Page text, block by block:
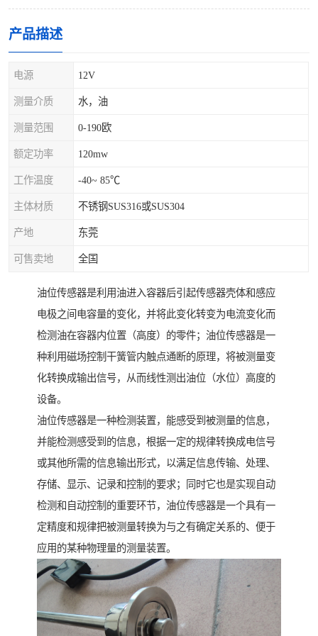
产品描述
电源 12V
测量介质 水，油
测量范围 0-190欧
额定功率 120mw
工作温度 -40~ 85℃
主体材质 不锈钢SUS316或SUS304
产地 东莞
可售卖地 全国
油位传感器是利用油进入容器后引起传感器壳体和感应
电极之间电容量的变化，并将此变化转变为电流变化而
检测油在容器内位置（高度）的零件；油位传感器是一
种利用磁场控制干簧管内触点通断的原理，将被测量变
化转换成输出信号，从而线性测出油位（水位）高度的
设备。
油位传感器是一种检测装置，能感受到被测量的信息，
并能检测感受到的信息，根据一定的规律转换成电信号
或其他所需的信息输出形式，以满足信息传输、处理、
存储、显示、记录和控制的要求；同时它也是实现自动
检测和自动控制的重要环节，油位传感器是一个具有一
定精度和规律把被测量转换为与之有确定关系的、便于
应用的某种物理量的测量装置。